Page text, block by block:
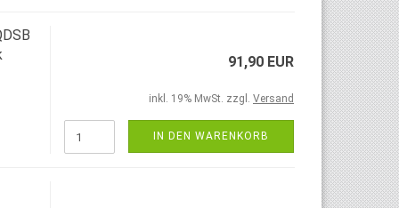
91,90 EUR
inkl. 19% MwSt. zzgl. Versand
IN DEN WARENKORB